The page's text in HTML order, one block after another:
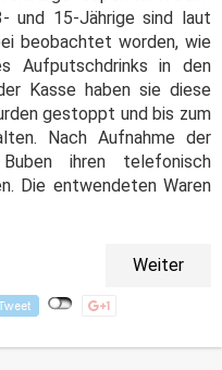
und 15-Jährige sind laut
beobachtet worden, wie
Aufputschdrinks in den
Kasse haben sie diese
gestoppt und bis zum
Nach Aufnahme der
ihren telefonisch
Die entwendeten Waren
Weiter